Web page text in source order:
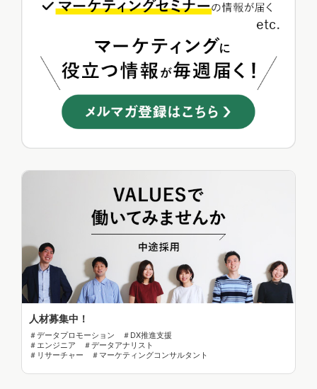
人材募集中！
＃データプロモーション ＃DX推進支援
＃エンジニア ＃データアナリスト
＃リサーチャー ＃マーケティングコンサルタント